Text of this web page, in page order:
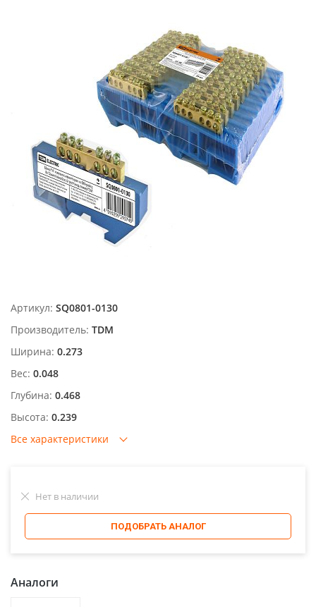
Артикул: SQ0801-0130
Производитель: TDM
Ширина: 0.273
Вес: 0.048
Глубина: 0.468
Высота: 0.239
Все характеристики
Нет в наличии
ПОДОБРАТЬ АНАЛОГ
Аналоги